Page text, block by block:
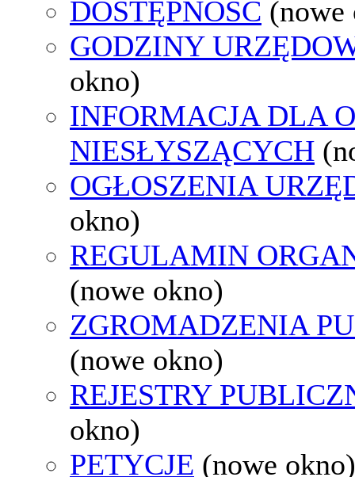
DOSTĘPNOŚĆ (nowe
GODZINY
okno)
INFORMACJA DLA
NIESŁYSZĄCYCH
OGŁOSZENIA
okno)
REGULAMIN
(nowe okno)
ZGROMADZENIA
(nowe okno)
REJESTRY
okno)
PETYCJE (nowe okno)